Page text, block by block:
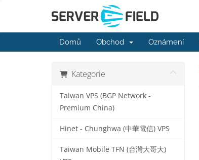
Domů Obchod Oznámení
Kategorie
Taiwan VPS (BGP Network -
Premium China)
Hinet - Chunghwa (中華電信) VPS
Taiwan Mobile TFN (台灣大哥大)